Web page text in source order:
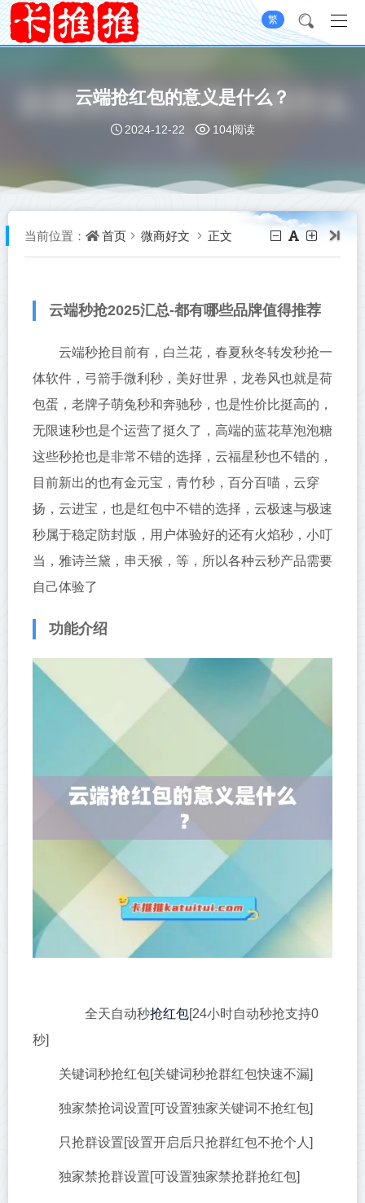
繁
云端抢红包的意义是什么？
2024-12-22 104阅读
当前位置： 首页 微商好文 正文
云端秒抢2025汇总-都有哪些品牌值得推荐
云端秒抢目前有，白兰花，春夏秋冬转发秒抢一
体软件，弓箭手微利秒，美好世界，龙卷风也就是荷
包蛋，老牌子萌兔秒和奔驰秒，也是性价比挺高的，
无限速秒也是个运营了挺久了，高端的蓝花草泡泡糖
这些秒抢也是非常不错的选择，云福星秒也不错的，
目前新出的也有金元宝，青竹秒，百分百喵，云穿
扬，云进宝，也是红包中不错的选择，云极速与极速
秒属于稳定防封版，用户体验好的还有火焰秒，小叮
当，雅诗兰黛，串天猴，等，所以各种云秒产品需要
自己体验了
功能介绍
全天自动秒抢红包[24小时自动秒抢支持0
秒]
关键词秒抢红包[关键词秒抢群红包快速不漏]
独家禁抢词设置[可设置独家关键词不抢红包]
只抢群设置[设置开启后只抢群红包不抢个人]
独家禁抢群设置[可设置独家禁抢群抢红包]